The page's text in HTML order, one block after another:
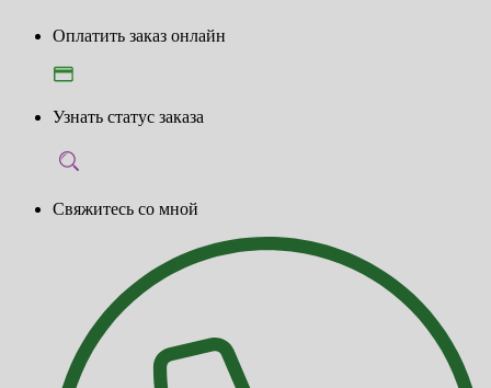
Оплатить заказ онлайн
Узнать статус заказа
Свяжитесь со мной